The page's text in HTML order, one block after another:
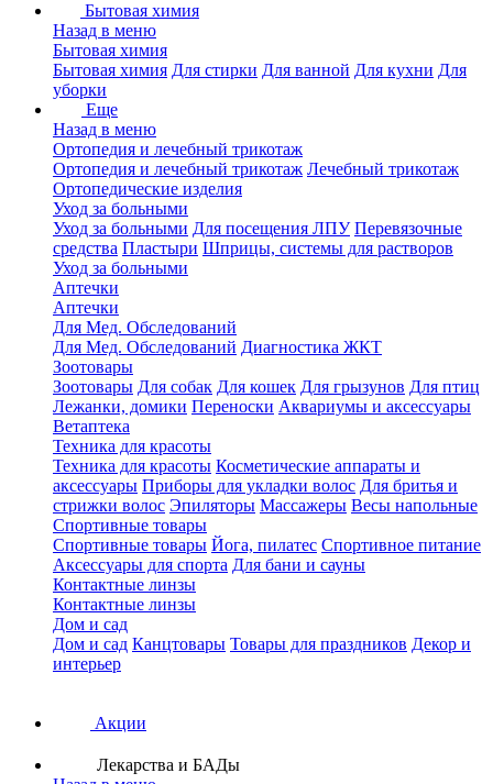
Бытовая химия
Назад в меню
Бытовая химия
Бытовая химия Для стирки Для ванной Для кухни Для
уборки
Еще
Назад в меню
Ортопедия и лечебный трикотаж
Ортопедия и лечебный трикотаж Лечебный трикотаж
Ортопедические изделия
Уход за больными
Уход за больными Для посещения ЛПУ Перевязочные
средства Пластыри Шприцы, системы для растворов
Уход за больными
Аптечки
Аптечки
Для Мед. Обследований
Для Мед. Обследований Диагностика ЖКТ
Зоотовары
Зоотовары Для собак Для кошек Для грызунов Для птиц
Лежанки, домики Переноски Аквариумы и аксессуары
Ветаптека
Техника для красоты
Техника для красоты Косметические аппараты и
аксессуары Приборы для укладки волос Для бритья и
стрижки волос Эпиляторы Массажеры Весы напольные
Спортивные товары
Спортивные товары Йога, пилатес Спортивное питание
Аксессуары для спорта Для бани и сауны
Контактные линзы
Контактные линзы
Дом и сад
Дом и сад Канцтовары Товары для праздников Декор и
интерьер
Акции
Лекарства и БАДы